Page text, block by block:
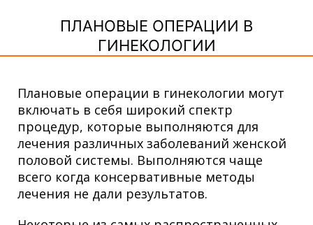
ПЛАНОВЫЕ ОПЕРАЦИИ В
ГИНЕКОЛОГИИ
Плановые операции в гинекологии могут
включать в себя широкий спектр
процедур, которые выполняются для
лечения различных заболеваний женской
половой системы. Выполняются чаще
всего когда консервативные методы
лечения не дали результатов.